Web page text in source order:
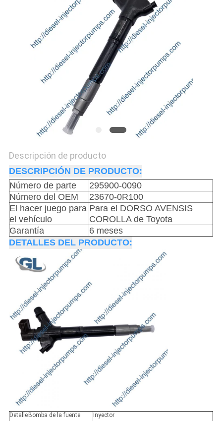
PRIVACIDAD
Descripción de producto
DESCRIPCIÓN DE PRODUCTO:
Número de parte
295900-0090
Número del OEM
23670-0R100
El hacer juego para
el vehículo
Para el DORSO AVENSIS
COROLLA de Toyota
Garantía
6 meses
DETALLES DEL PRODUCTO:
Detalle Bomba de la fuente
Inyector